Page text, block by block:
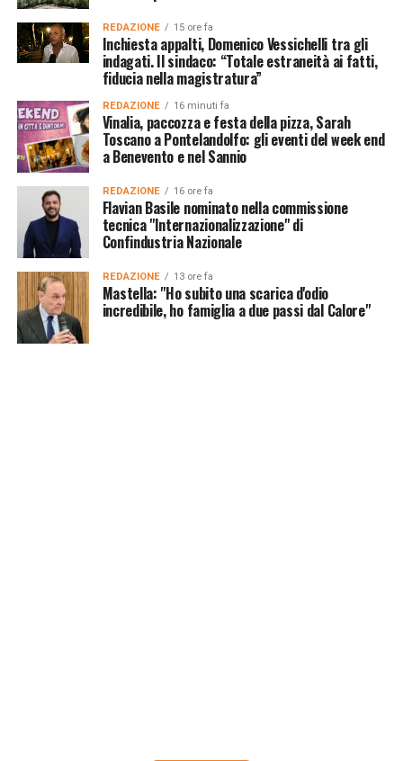
REDAZIONE 15 ore fa
Inchiesta appalti, Domenico Vessichelli tra gli
indagati. Il sindaco: “Totale estraneità ai fatti,
fiducia nella magistratura”
REDAZIONE 16 minuti fa
Vinalia, paccozza e festa della pizza, Sarah
Toscano a Pontelandolfo: gli eventi del week end
a Benevento e nel Sannio
REDAZIONE 16 ore fa
Flavian Basile nominato nella commissione
tecnica "Internazionalizzazione" di
Confindustria Nazionale
REDAZIONE 13 ore fa
Mastella: "Ho subito una scarica d'odio
incredibile, ho famiglia a due passi dal Calore"